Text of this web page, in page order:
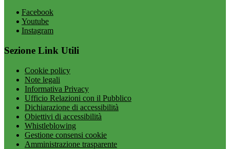
Facebook
Youtube
Instagram
Sezione Link Utili
Cookie policy
Note legali
Informativa Privacy
Ufficio Relazioni con il Pubblico
Dichiarazione di accessibilità
Obiettivi di accessibilità
Whistleblowing
Gestione consensi cookie
Amministrazione trasparente